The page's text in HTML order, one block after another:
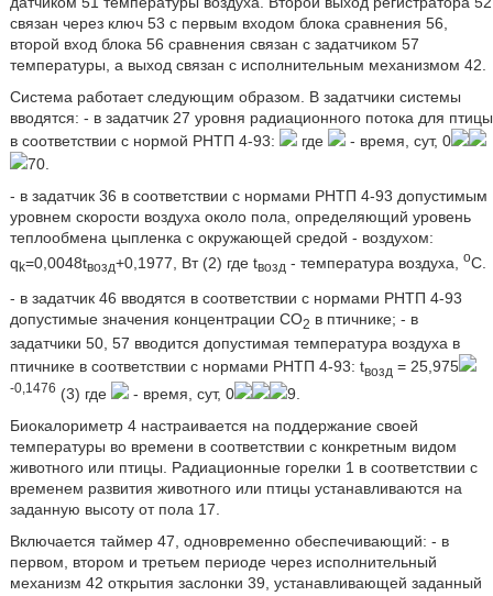
связан через ключ 53 с первым входом блока сравнения 56,
второй вход блока 56 сравнения связан с задатчиком 57
температуры, а выход связан с исполнительным механизмом 42.
Система работает следующим образом. В задатчики системы
вводятся: - в задатчик 27 уровня радиационного потока для птицы
в соответствии с нормой РНТП 4-93:
где
- время, сут, 0
70.
- в задатчик 36 в соответствии с нормами РНТП 4-93 допустимым
уровнем скорости воздуха около пола, определяющий уровень
теплообмена цыпленка с окружающей средой - воздухом:
q k=0,0048tвозд+0,1977, Вт (2) где tвозд - температура воздуха, oС.
- в задатчик 46 вводятся в соответствии с нормами РНТП 4-93
допустимые значения концентрации CO2 в птичнике; - в
задатчики 50, 57 вводится допустимая температура воздуха в
птичнике в соответствии с нормами РНТП 4-93: tвозд = 25,975
-0,1476 (3) где - время, сут, 0
9.
Биокалориметр 4 настраивается на поддержание своей
температуры во времени в соответствии с конкретным видом
животного или птицы. Радиационные горелки 1 в соответствии с
временем развития животного или птицы устанавливаются на
заданную высоту от пола 17.
Включается таймер 47, одновременно обеспечивающий: - в
первом, втором и третьем периоде через исполнительный
механизм 42 открытия заслонки 39, устанавливающей заданный